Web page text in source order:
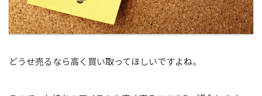
どうせ売るなら高く買い取ってほしいですよね。